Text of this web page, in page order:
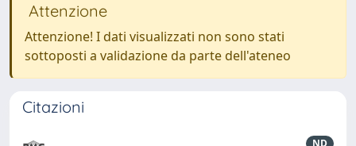
Attenzione
Attenzione! I dati visualizzati non sono stati
sottoposti a validazione da parte dell'ateneo
Citazioni